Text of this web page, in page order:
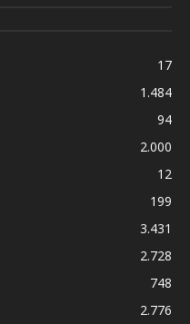
17
1.484
94
2.000
12
199
3.431
2.728
748
2.776